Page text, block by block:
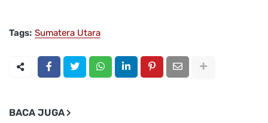
Tags: Sumatera Utara
BACA JUGA